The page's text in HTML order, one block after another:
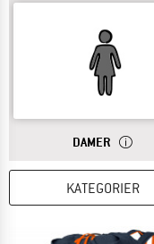
SVARET
DAMER
KATEGORIER